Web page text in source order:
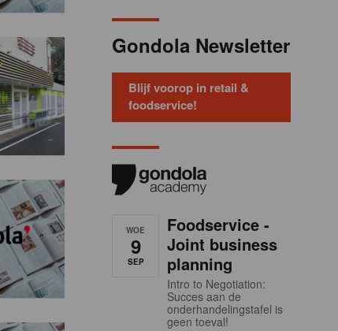
Gondola Newsletter
Blijf voorop in retail &
foodservice!
WOE
9
SEP
Foodservice -
Joint business
planning
Intro to Negotiation:
Succes aan de
onderhandelingstafel is
geen toeval!